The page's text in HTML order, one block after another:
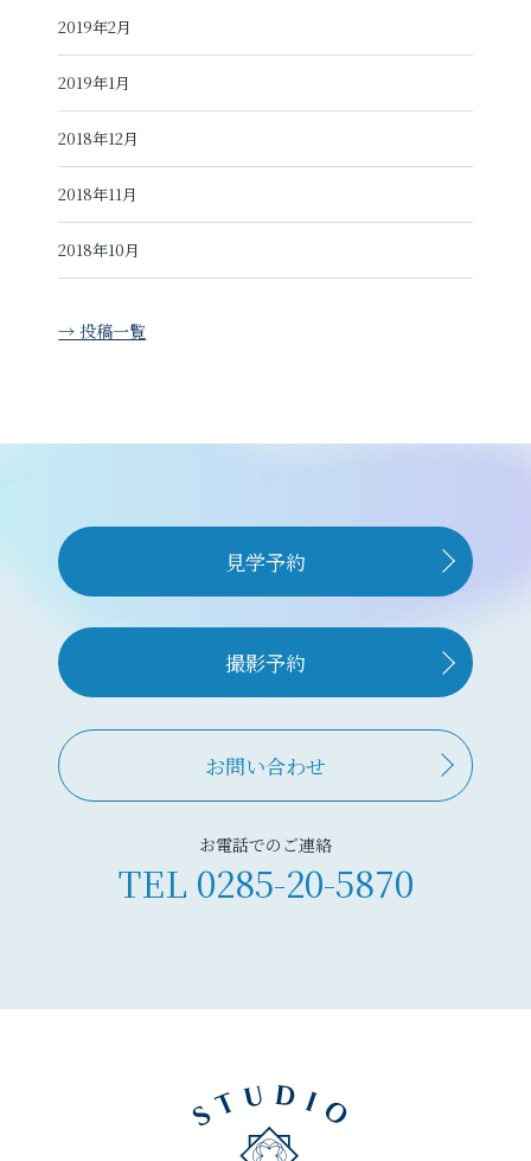
2019年2月
2019年1月
2018年12月
2018年11月
2018年10月
→ 投稿一覧
見学予約
撮影予約
お問い合わせ
お電話でのご連絡
TEL 0285-20-5870